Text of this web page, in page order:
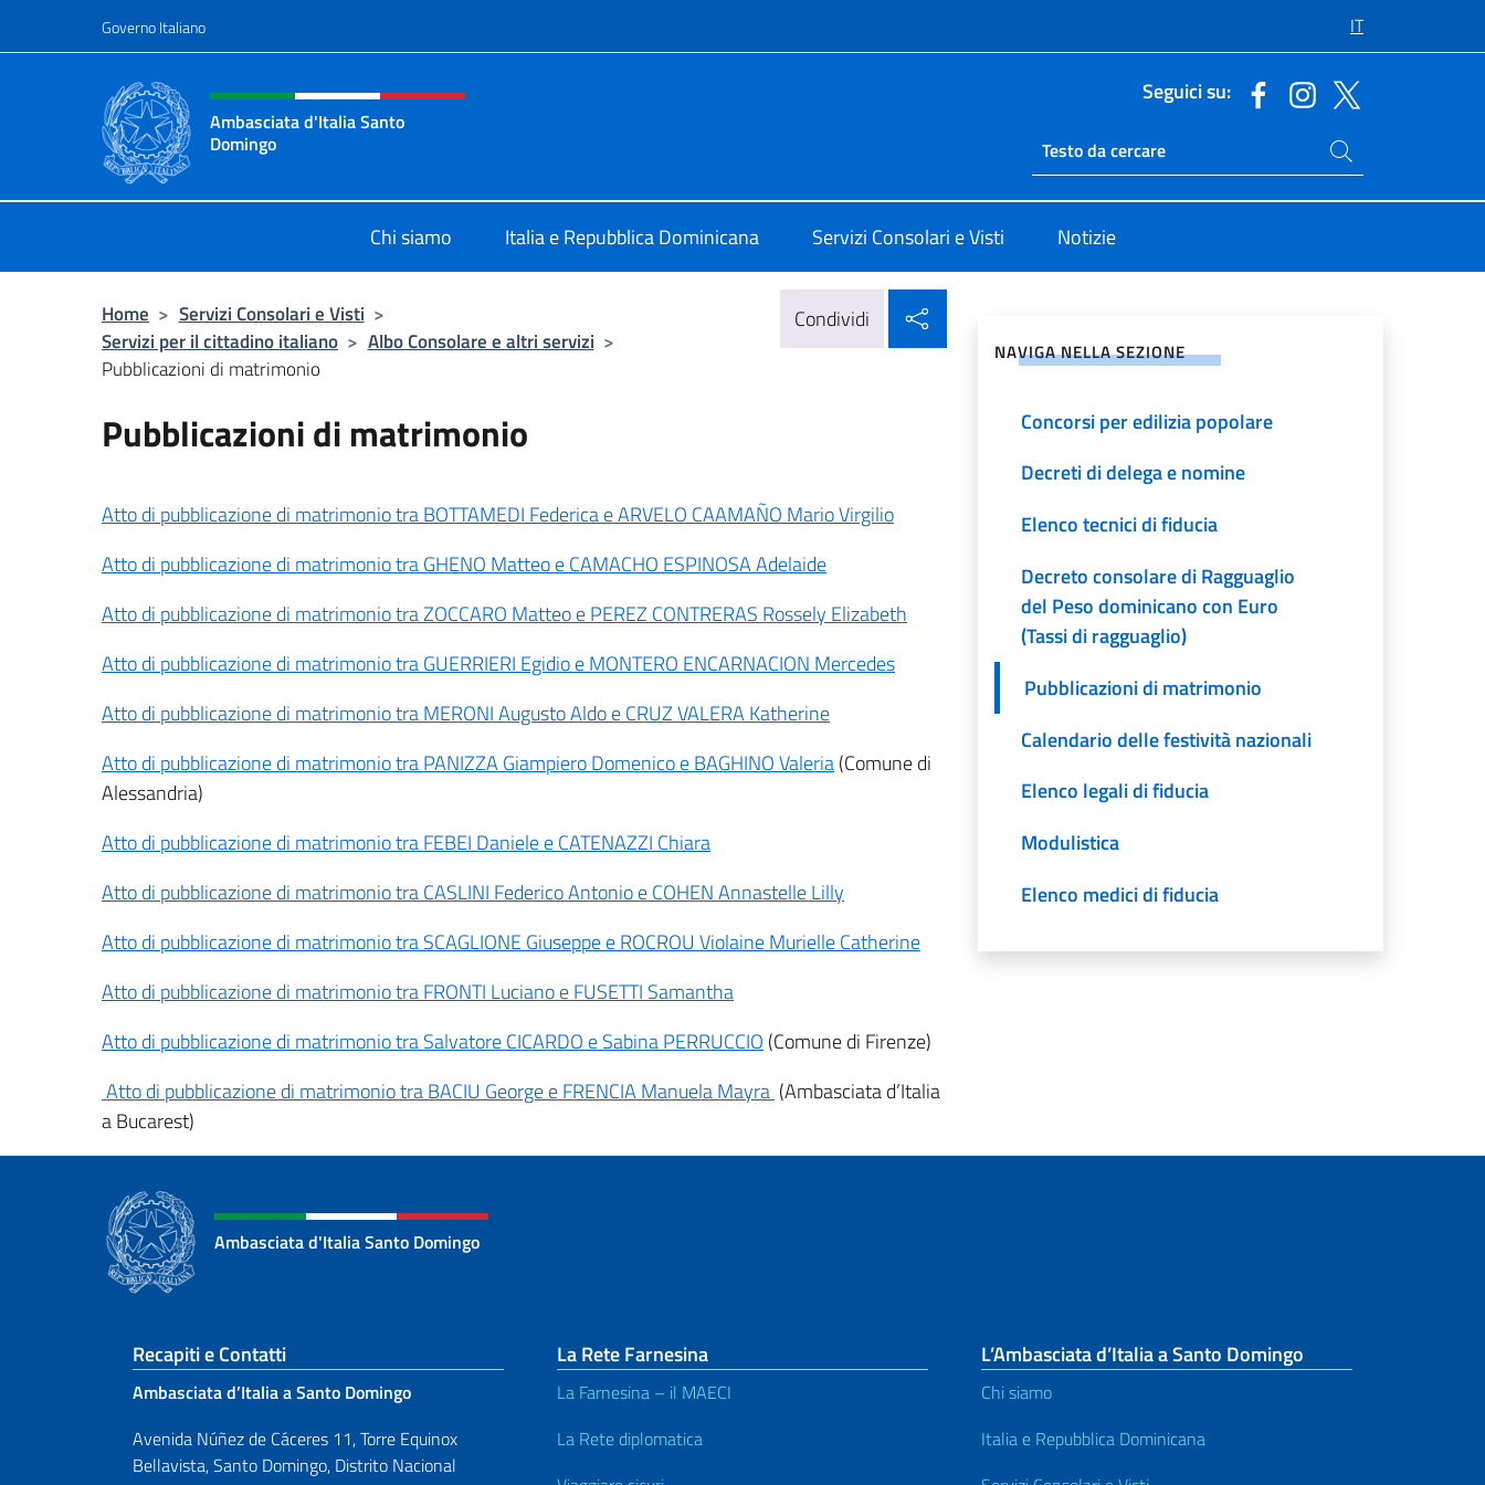
Governo Italiano IT
Intestazione sito, social e menù
Ambasciata d'Italia Santo
Domingo
Seguici su:
Ricerca sito live
Cerca nel sito
Chi siamo Italia e Repubblica Dominicana Servizi Consolari e Visti Notizie
Home > Servizi Consolari e Visti >
Servizi per il cittadino italiano > Albo Consolare e altri servizi >
Pubblicazioni di matrimonio
Condividi
Pubblicazioni di matrimonio
Atto di pubblicazione di matrimonio tra BOTTAMEDI Federica e ARVELO CAAMAÑO Mario Virgilio
Atto di pubblicazione di matrimonio tra GHENO Matteo e CAMACHO ESPINOSA Adelaide
Atto di pubblicazione di matrimonio tra ZOCCARO Matteo e PEREZ CONTRERAS Rossely Elizabeth
Atto di pubblicazione di matrimonio tra GUERRIERI Egidio e MONTERO ENCARNACION Mercedes
Atto di pubblicazione di matrimonio tra MERONI Augusto Aldo e CRUZ VALERA Katherine
Atto di pubblicazione di matrimonio tra PANIZZA Giampiero Domenico e BAGHINO Valeria(Comune di
Alessandria)
Atto di pubblicazione di matrimonio tra FEBEI Daniele e CATENAZZI Chiara
Atto di pubblicazione di matrimonio tra CASLINI Federico Antonio e COHEN Annastelle Lilly
Atto di pubblicazione di matrimonio tra SCAGLIONE Giuseppe e ROCROU Violaine Murielle Catherine
Atto di pubblicazione di matrimonio tra FRONTI Luciano e FUSETTI Samantha
Atto di pubblicazione di matrimonio tra Salvatore CICARDO e Sabina PERRUCCIO (Comune di Firenze)
Atto di pubblicazione di matrimonio tra BACIU George e FRENCIA Manuela Mayra (Ambasciata d’Italia
a Bucarest)
NAVIGA NELLA SEZIONE
Pubblicazioni Albo Consolare
Istanze di cambiamento nome
Concorsi per edilizia popolare
Decreti di delega e nomine
Elenco tecnici di fiducia
Decreto consolare di Ragguaglio
del Peso dominicano con Euro
(Tassi di ragguaglio)
Pubblicazioni di matrimonio
Calendario delle festività nazionali
Elenco legali di fiducia
Modulistica
Elenco medici di fiducia
Ambasciata d'Italia Santo Domingo
Sezione footer
Recapiti e Contatti
Ambasciata d’Italia a Santo Domingo
Avenida Núñez de Cáceres 11, Torre Equinox
Bellavista, Santo Domingo, Distrito Nacional
La Rete Farnesina
La Farnesina – il MAECI
La Rete diplomatica
L’Ambasciata d’Italia a Santo Domingo
Chi siamo
Italia e Repubblica Dominicana